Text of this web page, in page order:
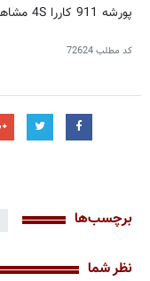
پورشه 911 کاررا 4S مشاهده کرد.
کد مطلب72624
برچسب‌ها
نظر شما